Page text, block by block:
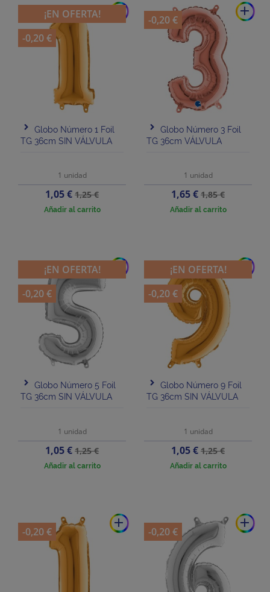
add
Globo Número 1 Foil
TG 36cm SIN VÁLVULA
1 unidad
Precio
1,05 €Precio
base
1,25 €
Añadir al carrito
¡EN OFERTA!
-0,20 €
add
Globo Número 3 Foil
TG 36cm VÁLVULA
1 unidad
Precio
1,65 €Precio
base
1,85 €
Añadir al carrito
-0,20 €
add
Globo Número 5 Foil
TG 36cm SIN VÁLVULA
1 unidad
Precio
1,05 €Precio
base
1,25 €
Añadir al carrito
¡EN OFERTA!
-0,20 €
add
Globo Número 9 Foil
TG 36cm SIN VÁLVULA
1 unidad
Precio
1,05 €Precio
base
1,25 €
Añadir al carrito
¡EN OFERTA!
-0,20 €
add
-0,20 €
add
-0,20 €